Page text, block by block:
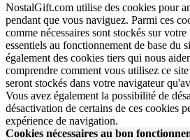
NostalGift.com utilise des cookies pour
pendant que vous naviguez. Parmi ces
comme nécessaires sont stockés sur
essentiels au fonctionnement de base du
également des cookies tiers qui nous
comprendre comment vous utilisez ce
seront stockés dans votre navigateur
Vous avez également la possibilité de
désactivation de certains de ces cookies
expérience de navigation.
Cookies nécessaires au bon